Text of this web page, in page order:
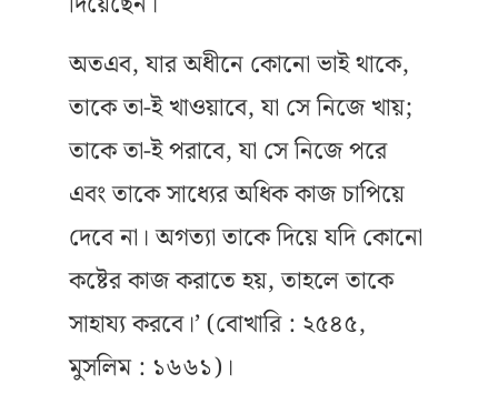
অতএব, যার অধীনে কোনো ভাই থাকে,
তাকে তা-ই খাওয়াবে, যা সে নিজে খায়;
তাকে তা-ই পরাবে, যা সে নিজে পরে
এবং তাকে সাধ্যের অধিক কাজ চাপিয়ে
দেবে না। অগত্যা তাকে দিয়ে যদি কোনো
কষ্টের কাজ করাতে হয়, তাহলে তাকে
সাহায্য করবে।’ (বোখারি : ২৫৪৫,
মুসলিম : ১৬৬১)।